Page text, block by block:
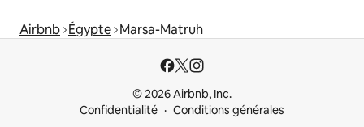
Airbnb Égypte Marsa-Matruh
© 2026 Airbnb, Inc.
Confidentialité
Conditions générales